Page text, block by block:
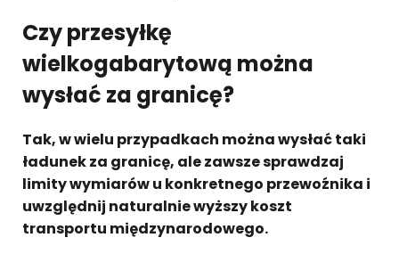
Czy przesyłkę
wielkogabarytową można
wysłać za granicę?
Tak, w wielu przypadkach można wysłać taki
ładunek za granicę, ale zawsze sprawdzaj
limity wymiarów u konkretnego przewoźnika i
uwzględnij naturalnie wyższy koszt
transportu międzynarodowego.